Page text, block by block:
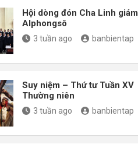
Hội dòng đón Cha Linh giám
Alphongsô
3 tuần ago banbientap
Suy niệm – Thứ tư Tuần XV
Thường niên
3 tuần ago banbientap